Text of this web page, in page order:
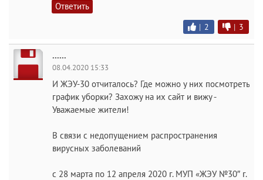
Ответить
| 2 | 3
......
08.04.2020 15:33
И ЖЭУ-30 отчиталось? Где можно у них посмотреть
график уборки? Захожу на их сайт и вижу -
Уважаемые жители!
В связи с недопущением распространения
вирусных заболеваний
с 28 марта по 12 апреля 2020 г. МУП «ЖЭУ №30″ г.